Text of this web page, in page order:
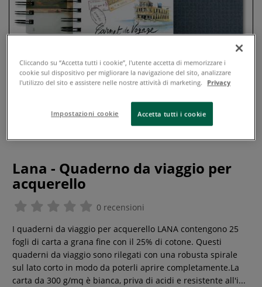
Lana - Quaderno da viaggio per
acquerello
0 recensioni
I quaderni da viaggio per acquerello LANA contengono 25
fogli di carta a grana fine con il 25% di cotone. Questi
quaderni da viaggio sono rilegati con una robusta spirale
sul lato corto in modo da poterli aprire completamente.La
carta da 300 g/mq è bianca, priva di acidi e resistente all'i...
Cliccando su “Accetta tutti i cookie”, l'utente accetta di memorizzare i
cookie sul dispositivo per migliorare la navigazione del sito, analizzare
l'utilizzo del sito e assistere nelle nostre attività di marketing.
Privacy
Impostazioni cookie Accetta tutti i cookie